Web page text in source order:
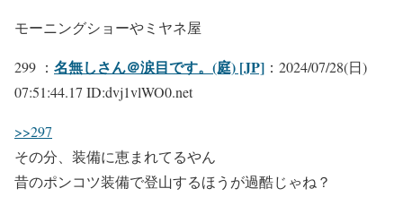
モーニングショーやミヤネ屋
299 ： 名無しさん＠涙目です。(庭) [JP] ：2024/07/28(日)
07:51:44.17 ID:dvj1vlWO0.net
>>297
その分、装備に恵まれてるやん
昔のポンコツ装備で登山するほうが過酷じゃね？